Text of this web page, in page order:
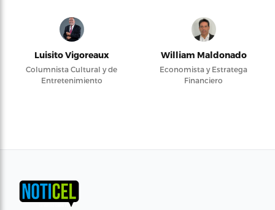
Luisito Vigoreaux
Columnista Cultural y de
Entretenimiento
William Maldonado
Economista y Estratega
Financiero